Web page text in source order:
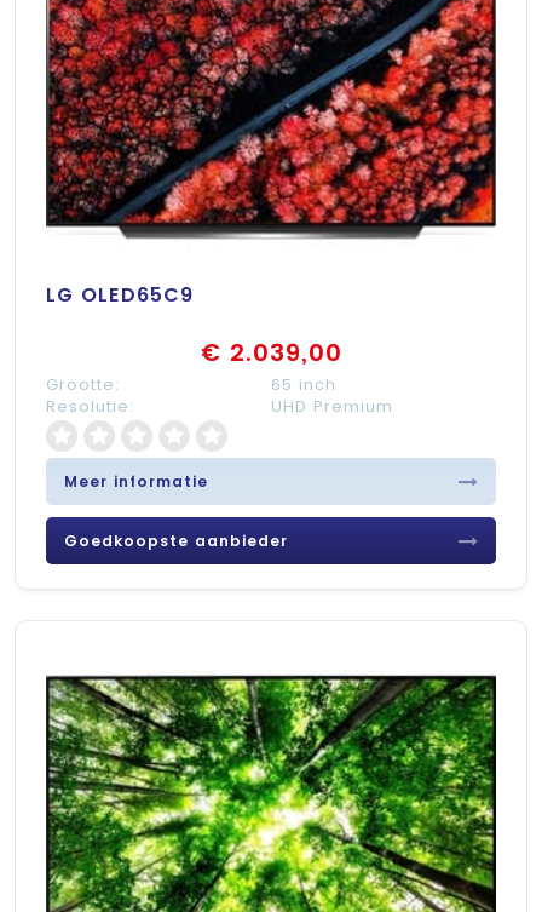
LG OLED65C9
€ 2.039,00
Grootte:
65 inch
Resolutie:
UHD Premium
Meer informatie
Goedkoopste aanbieder